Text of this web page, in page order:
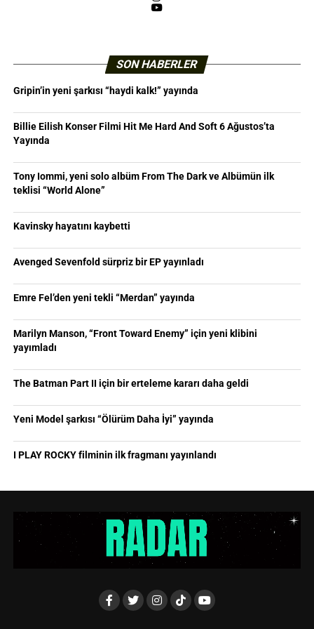
YouTube
SON HABERLER
Gripin’in yeni şarkısı “haydi kalk!” yayında
Billie Eilish Konser Filmi Hit Me Hard And Soft 6 Ağustos’ta
Yayında
Tony Iommi, yeni solo albüm From The Dark ve Albümün ilk
teklisi “World Alone”
Kavinsky hayatını kaybetti
Avenged Sevenfold sürpriz bir EP yayınladı
Emre Fel’den yeni tekli “Merdan” yayında
Marilyn Manson, “Front Toward Enemy” için yeni klibini
yayımladı
The Batman Part II için bir erteleme kararı daha geldi
Yeni Model şarkısı “Ölürüm Daha İyi” yayında
I PLAY ROCKY filminin ilk fragmanı yayınlandı